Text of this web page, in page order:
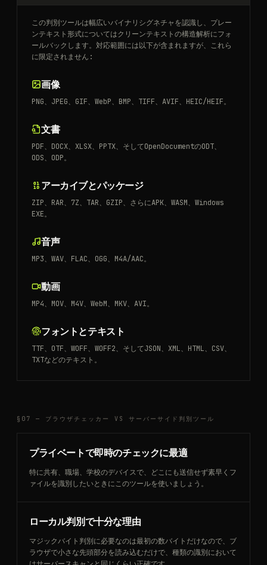
この判別ツールは幅広いバイナリシグネチャを認識し、プレー
ンテキスト形式についてはクリーンテキストの構造解析にフォ
ールバックします。対応範囲には以下が含まれますが、これら
に限定されません:
画像
PNG、JPEG、GIF、WebP、BMP、TIFF、AVIF、HEIC/HEIF。
文書
PDF、DOCX、XLSX、PPTX、そしてOpenDocumentのODT、
ODS、ODP。
アーカイブとパッケージ
ZIP、RAR、7Z、TAR、GZIP、さらにAPK、WASM、Windows
EXE。
音声
MP3、WAV、FLAC、OGG、M4A/AAC。
動画
MP4、MOV、M4V、WebM、MKV、AVI。
フォントとテキスト
TTF、OTF、WOFF、WOFF2、そしてJSON、XML、HTML、CSV、
TXTなどのテキスト。
§07 — ブラウザチェッカー VS サーバーサイド判別ツール
プライベートで即時のチェックに最適
特に共有、職場、学校のデバイスで、どこにも送信せず素早くフ
ァイルを識別したいときにこのツールを使いましょう。
ローカル判別で十分な理由
マジックバイト判別に必要なのは最初の数バイトだけなので、ブ
ラウザで小さな先頭部分を読み込むだけで、種類の識別において